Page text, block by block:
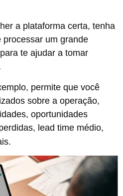
a plataforma certa, tenha
um grande
te ajudar a tomar
permite que você
sobre a operação,
oportunidades
lead time médio,